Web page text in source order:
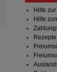
Hilfe
Hilfe